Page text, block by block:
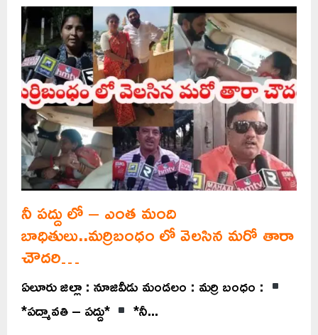
నీ పద్దు లో – ఎంత మంది
బాధితులు..మర్రిబంధం లో వెలసిన మరో తారా
చౌదరి…
ఏలూరు జిల్లా : నూజివీడు మండలం : మర్రి బంధం :
*పద్మావతి – పద్దు*
*నీ...